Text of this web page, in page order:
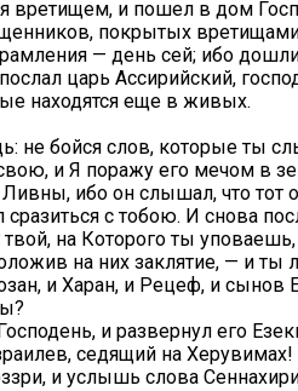
вретищем, и пошел в дом
покрытых
— день сей; ибо
царь Ассирийский,
находятся еще в живых.
не бойся слов, которые ты
и Я поражу его мечом в
ибо он слышал, что тот
с тобою. И снова
на Которого ты
на них заклятие, — и ты
и Харан, и Рецеф, и сынов
и развернул его
седящий на
и услышь слова